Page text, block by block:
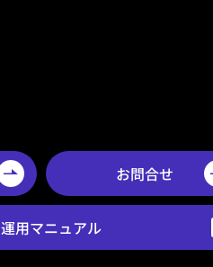
お問合せ
運用マニュアル